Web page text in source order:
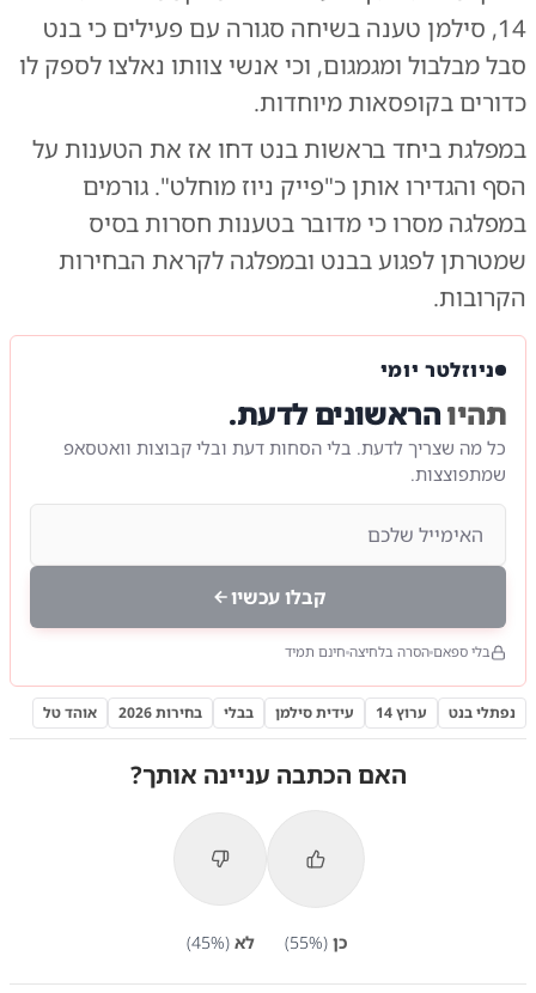
14, סילמן טענה בשיחה סגורה עם פעילים כי בנט
סבל מבלבול ומגמגום, וכי אנשי צוותו נאלצו לספק לו
כדורים בקופסאות מיוחדות.
במפלגת ביחד בראשות בנט דחו אז את הטענות על
הסף והגדירו אותן כ"פייק ניוז מוחלט". גורמים
במפלגה מסרו כי מדובר בטענות חסרות בסיס
שמטרתן לפגוע בבנט ובמפלגה לקראת הבחירות
הקרובות.
ניוזלטר יומי
תהיוהראשונים לדעת.
כל מה שצריך לדעת. בלי הסחות דעת ובלי קבוצות וואטסאפ
שמתפוצצות.
קבלו עכשיו
בלי ספאם הסרה בלחיצה חינם תמיד
נפתלי בנט ערוץ 14 עידית סילמן בבלי בחירות 2026 אוהד טל
האם הכתבה עניינה אותך?
כן (
55%) לא (
45%)